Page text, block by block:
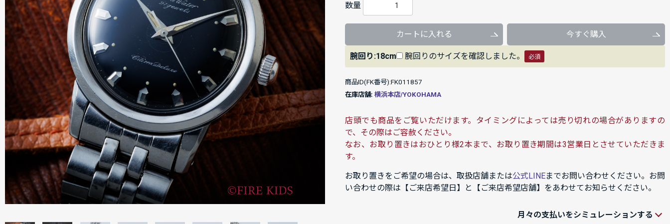
数量
カートに入れる 今すぐ購入
腕回り:18cm 腕回りのサイズを確認しました。 必須
商品ID(FK番号):FK011857
在庫店舗: 横浜本店/YOKOHAMA
店頭でも商品をご覧いただけます。タイミングによっては売り切れの場合がありますの
で、その際はご容赦ください。
なお、お取り置きはおひとり様2本まで、お取り置き期間は3営業日とさせていただきま
す。
お取り置きをご希望の場合は、取扱店舗または公式LINEまでお問い合わせください。お問
い合わせの際は【ご来店希望日】と【ご来店希望店舗】をあわせてお知らせください。
月々の支払いをシミュレーションする